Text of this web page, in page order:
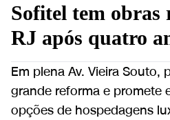
Sofitel tem obras
RJ após quatro
Em plena Av. Vieira Souto,
grande reforma e promete
opções de hospedagens